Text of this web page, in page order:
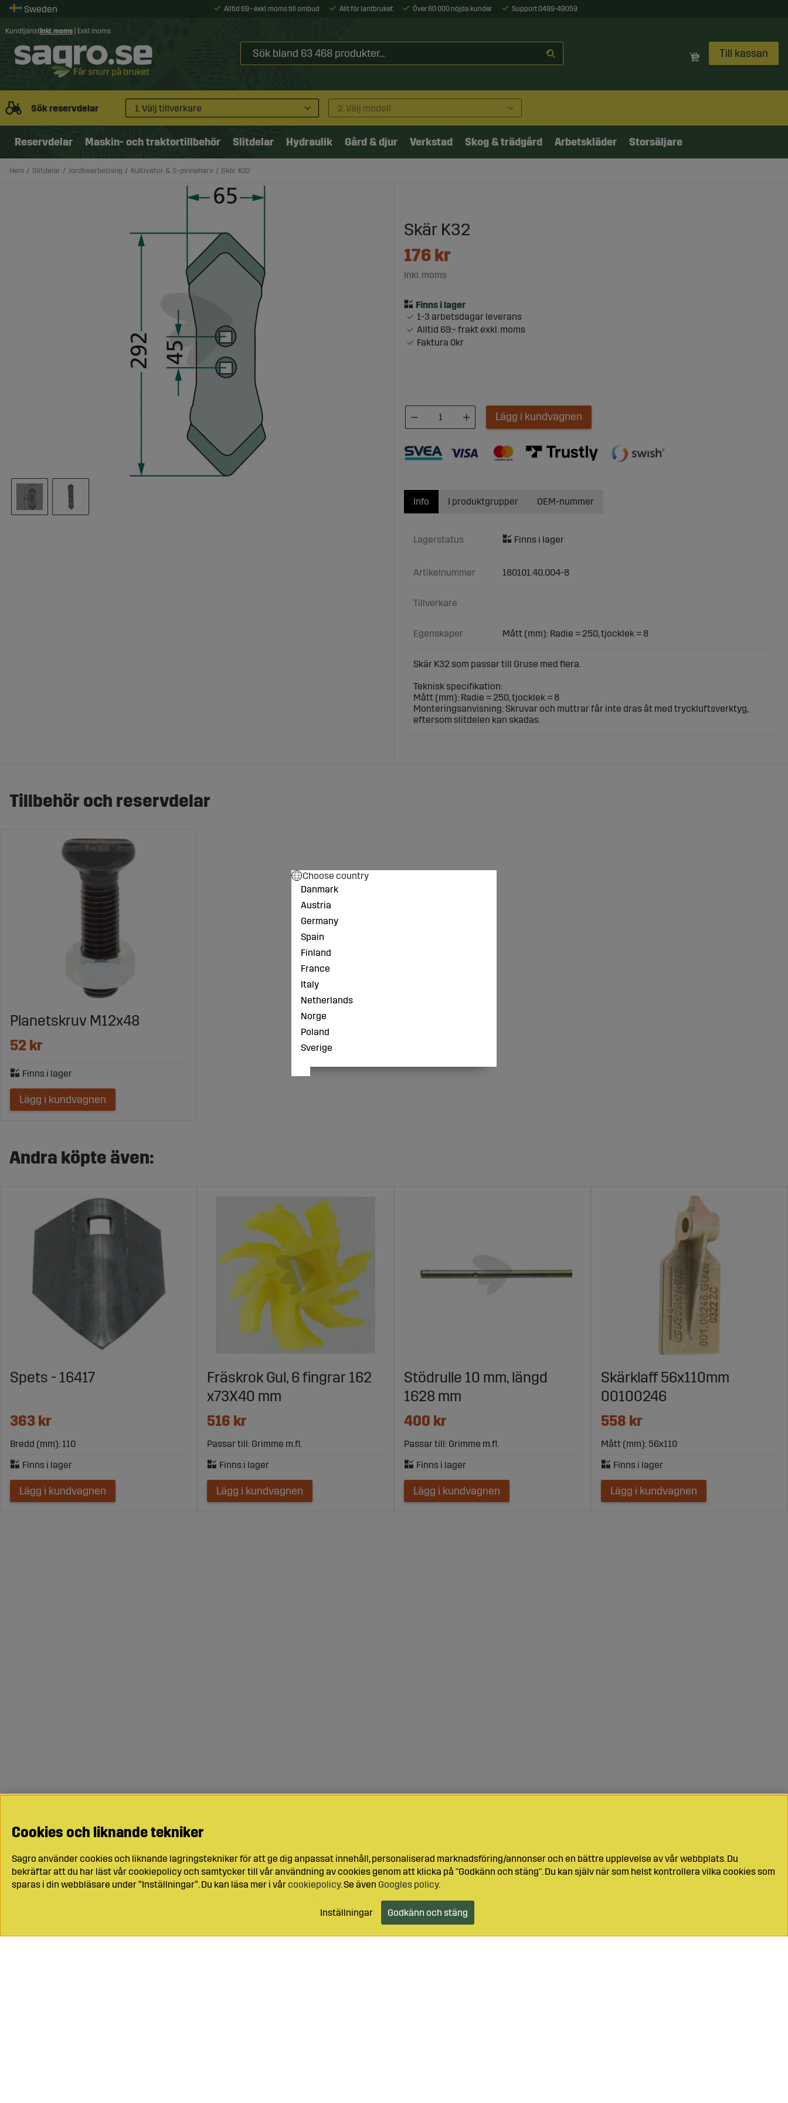
Alltid 69:- exkl. moms till ombud Allt för lantbruket Över 60 000 nöjda kunder Support 0499-49059
Kundtjänst Inkl. moms Exkl. moms
Till kassan
Sök reservdelar 1. Välj tillverkare 2. Välj modell
Reservdelar Maskin- och traktortillbehör Slitdelar Hydraulik Gård & djur Verkstad Skog & trädgård Arbetskläder Storsäljare
Hem Slitdelar Jordbearbetning Kultivator & S-pinneharv Skär K32
Skär K32
176 kr
Inkl. moms
1-3 arbetsdagar leverans
Alltid 69:- frakt exkl. moms
Faktura 0kr
Lägg i kundvagnen
Info
Lagerstatus
Artikelnummer 180101.40.004-8
Tillverkare
Egenskaper Mått (mm): Radie = 250, tjocklek = 8
Skär K32 som passar till Gruse med flera.
Teknisk specifikation:
Mått (mm): Radie = 250, tjocklek = 8
Monteringsanvisning: Skruvar och muttrar får inte dras åt med tryckluftsverktyg,
eftersom slitdelen kan skadas.
I produktgrupper OEM-nummer
Tillbehör och reservdelar
Planetskruv M12x48
52 kr
Lägg i kundvagnen
Andra köpte även:
Spets - 16417
363 kr
Bredd (mm): 110
Lägg i kundvagnen
Fräskrok Gul, 6 fingrar 162
x73X40 mm
516 kr
Passar till: Grimme m.fl.
Lägg i kundvagnen
Stödrulle 10 mm, längd
1628 mm
400 kr
Passar till: Grimme m.fl.
Lägg i kundvagnen
Skärklaff 56x110mm
00100246
558 kr
Mått (mm): 56x110
Lägg i kundvagnen
Cookies och liknande tekniker
Sagro använder cookies och liknande lagringstekniker för att ge dig anpassat innehåll, personaliserad marknadsföring/annonser och en bättre upplevelse av vår webbplats. Du
bekräftar att du har läst vår cookiepolicy och samtycker till vår användning av cookies genom att klicka på "Godkänn och stäng". Du kan själv när som helst kontrollera vilka cookies som
sparas i din webbläsare under ”Inställningar”. Du kan läsa mer i vårcookiepolicy. Se även Googles policy.
Inställningar Godkänn och stäng
Choose country
Danmark
Austria
Germany
Spain
Finland
France
Italy
Netherlands
Norge
Poland
Sverige